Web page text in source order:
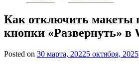
Как отключить макеты
кнопки «Развернуть» в
Posted on 30 марта, 20225 октября, 2025